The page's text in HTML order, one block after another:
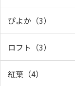
ぴよか（3）
ロフト（3）
紅葉（4）